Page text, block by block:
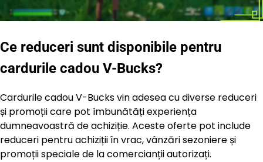
Ce reduceri sunt disponibile pentru
cardurile cadou V-Bucks?
Cardurile cadou V-Bucks vin adesea cu diverse reduceri
și promoții care pot îmbunătăți experiența
dumneavoastră de achiziție. Aceste oferte pot include
reduceri pentru achiziții în vrac, vânzări sezoniere și
promoții speciale de la comercianții autorizați.